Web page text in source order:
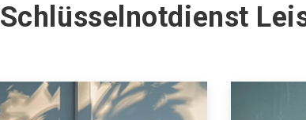
Schlüsselnotdienst